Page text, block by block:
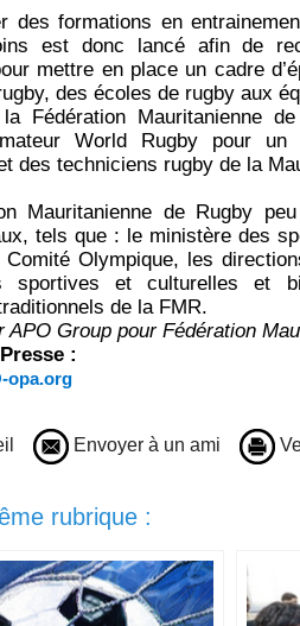
des formations en
est donc lancé afin de
mettre en place un cadre
des écoles de rugby aux
Fédération Mauritanienne
World Rugby pour un
des techniciens rugby de la
Mauritanienne de Rugby
tels que : le ministère des
Comité Olympique, les
sportives et culturelles et
de la FMR.
APO Group pour Fédération
:
opa.org
Envoyer à un ami
rubrique :